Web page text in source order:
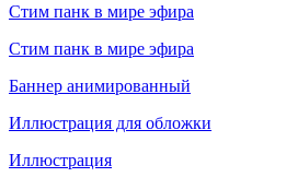
Стим панк в мире эфира
Cтим панк в мире эфира
Баннер анимированный
Иллюстрация для обложки
Иллюстрация